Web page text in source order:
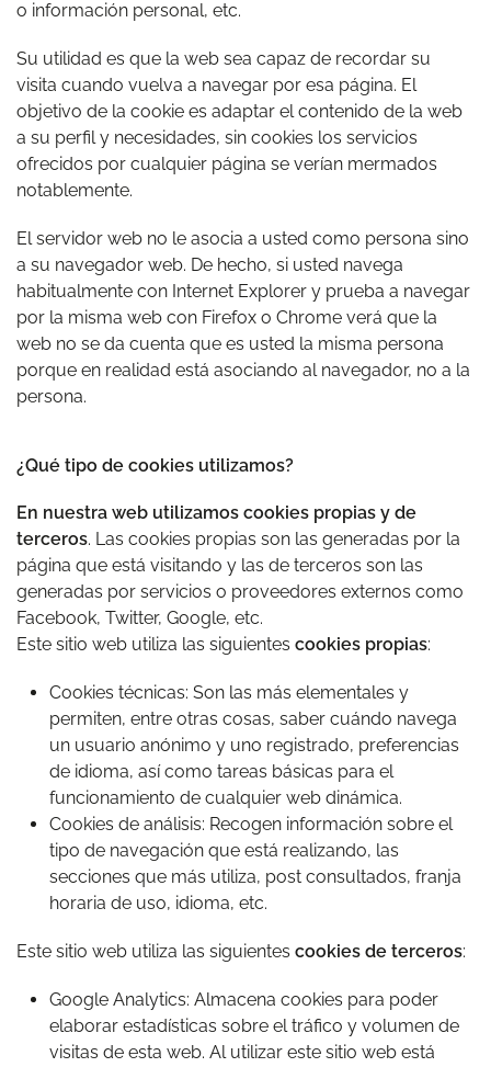
o información personal, etc.
Su utilidad es que la web sea capaz de recordar su
visita cuando vuelva a navegar por esa página. El
objetivo de la cookie es adaptar el contenido de la web
a su perfil y necesidades, sin cookies los servicios
ofrecidos por cualquier página se verían mermados
notablemente.
El servidor web no le asocia a usted como persona sino
a su navegador web. De hecho, si usted navega
habitualmente con Internet Explorer y prueba a navegar
por la misma web con Firefox o Chrome verá que la
web no se da cuenta que es usted la misma persona
porque en realidad está asociando al navegador, no a la
persona.
¿Qué tipo de cookies utilizamos?
En nuestra web utilizamos cookies propias y de
terceros. Las cookies propias son las generadas por la
página que está visitando y las de terceros son las
generadas por servicios o proveedores externos como
Facebook, Twitter, Google, etc.
Este sitio web utiliza las siguientes cookies propias:
Cookies técnicas: Son las más elementales y
permiten, entre otras cosas, saber cuándo navega
un usuario anónimo y uno registrado, preferencias
de idioma, así como tareas básicas para el
funcionamiento de cualquier web dinámica.
Cookies de análisis: Recogen información sobre el
tipo de navegación que está realizando, las
secciones que más utiliza, post consultados, franja
horaria de uso, idioma, etc.
Este sitio web utiliza las siguientes cookies de terceros:
Google Analytics: Almacena cookies para poder
elaborar estadísticas sobre el tráfico y volumen de
visitas de esta web. Al utilizar este sitio web está